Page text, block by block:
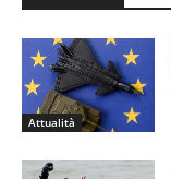
Attualità